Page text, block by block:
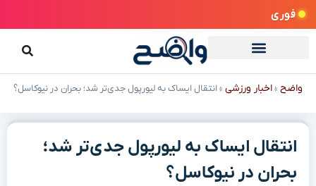
فوری
واضح »اخبار ورزشی »انتقال ایساک به لیورپول جدی‌تر شد؛ بحران در نیوکاسل؟
انتقال ایساک به لیورپول جدی‌تر شد؛
بحران در نیوکاسل؟